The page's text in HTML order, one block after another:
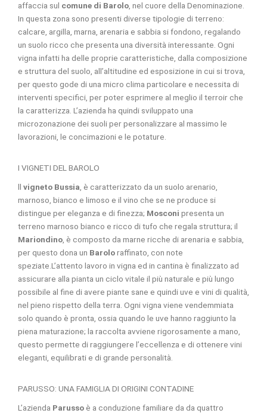
affaccia sul comune di Barolo , nel cuore della Denominazione.
In questa zona sono presenti diverse tipologie di terreno:
calcare, argilla, marna, arenaria e sabbia si fondono, regalando
un suolo ricco che presenta una diversità interessante. Ogni
vigna infatti ha delle proprie caratteristiche, dalla composizione
e struttura del suolo, all’altitudine ed esposizione in cui si trova,
per questo gode di una micro clima particolare e necessita di
interventi specifici, per poter esprimere al meglio il terroir che
la caratterizza. L’azienda ha quindi sviluppato una
microzonazione dei suoli per personalizzare al massimo le
lavorazioni, le concimazioni e le potature.
I VIGNETI DEL BAROLO
ll vigneto Bussia , è caratterizzato da un suolo arenario,
marnoso, bianco e limoso e il vino che se ne produce si
distingue per eleganza e di finezza; Mosconi presenta un
terreno marnoso bianco e ricco di tufo che regala struttura; il
Mariondino , è composto da marne ricche di arenaria e sabbia,
per questo dona un Baroloraffinato, con note
speziate.L’attento lavoro in vigna ed in cantina è finalizzato ad
assicurare alla pianta un ciclo vitale il più naturale e più lungo
possibile al fine di avere piante sane e quindi uve e vini di qualità,
nel pieno rispetto della terra. Ogni vigna viene vendemmiata
solo quando è pronta, ossia quando le uve hanno raggiunto la
piena maturazione; la raccolta avviene rigorosamente a mano,
questo permette di raggiungere l’eccellenza e di ottenere vini
eleganti, equilibrati e di grande personalità.
PARUSSO: UNA FAMIGLIA DI ORIGINI CONTADINE
L’azienda Parussoè a conduzione familiare da da quattro